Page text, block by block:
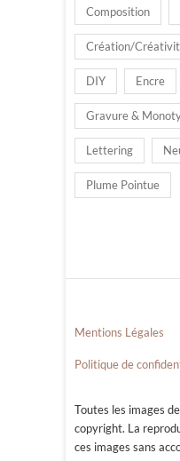
Composition
Création/
DIY Encre
Gravure &
Lettering
Plume Pointue
Mentions Légales
Politique de
Toutes les images
copyright. La
ces images sans